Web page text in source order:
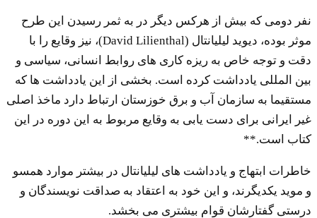
نفر دومی که بیش از هرکس دیگر در به ثمر رسیدن این طرح
موثر بوده، دیوید لیلیانتال (David Lilienthal)، نیز وقایع را با
دقت و توجه خاص به ریزه کاری های روابط انسانی، سیاسی و
بین المللی یادداشت کرده است. بخشی از این یادداشت ها که
مستقیما به سازمان آب و برق خوزستان ارتباط دارد ماخذ اصلی
غیر ایرانی برای دست یابی به وقایع مربوط به این دوره در این
کتاب است.**
خاطرات ابتهاج و یادداشت های لیلیانتال در بیشتر موارد همسو
و موید یکدیگرند، و این خود به اعتقاد به صداقت نویسندگان و
درستی گفتارشان قوام بیشتری می بخشد.